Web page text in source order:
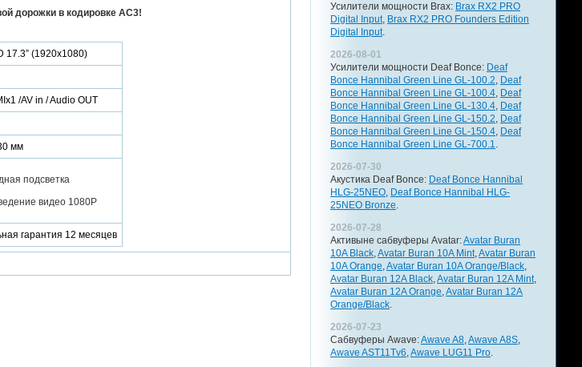
дорожки в кодировке AC3!
17.3” (1920x1080)
/AV in / Audio OUT
мм
подсветка
видео 1080P
гарантия 12 месяцев
Усилители мощности Brax: Brax RX2 PRO
Digital Input, Brax RX2 PRO Founders Edition
Digital Input.
2026-08-01
Усилители мощности Deaf Bonce: Deaf
Bonce Hannibal Green Line GL-100.2, Deaf
Bonce Hannibal Green Line GL-100.4, Deaf
Bonce Hannibal Green Line GL-130.4, Deaf
Bonce Hannibal Green Line GL-150.2, Deaf
Bonce Hannibal Green Line GL-150.4, Deaf
Bonce Hannibal Green Line GL-700.1.
2026-07-30
Акустика Deaf Bonce: Deaf Bonce Hannibal
HLG-25NEO, Deaf Bonce Hannibal HLG-
25NEO Bronze.
2026-07-28
Активыне сабвуферы Avatar:Avatar Buran
10A Black,Avatar Buran 10A Mint,Avatar Buran
10A Orange,Avatar Buran 10A Orange/Black,
Avatar Buran 12A Black,Avatar Buran 12A Mint,
Avatar Buran 12A Orange,Avatar Buran 12A
Orange/Black.
2026-07-23
Сабвуферы Awave:Awave A8,Awave A8S,
Awave AST11Tv6,Awave LUG11 Pro.